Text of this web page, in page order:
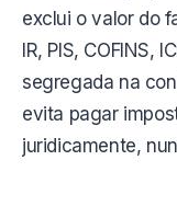
exclui o valor do
IR, PIS, COFINS,
segregada na
evita pagar
juridicamente,